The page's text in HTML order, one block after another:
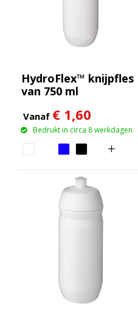
HydroFlex™ knijpfles
van 750 ml
Vanaf € 1,60
Bedrukt in circa 8 werkdagen